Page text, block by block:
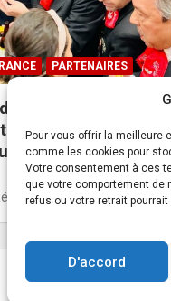
Pour vous offrir la meilleure
comme les cookies pour
Votre consentement à ces
que votre comportement de
refus ou votre retrait
D'accord
PARTENAIRES
magasin
produits
ses portes à